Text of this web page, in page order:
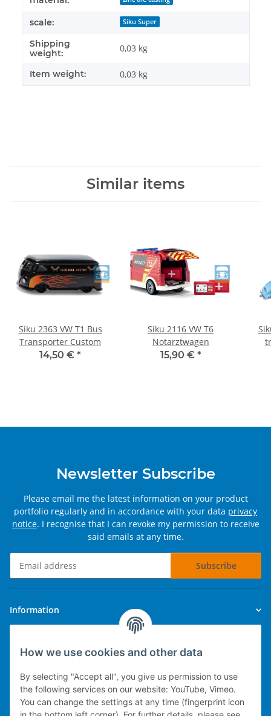
How we use cookies and other data
By selecting "Accept all", you give us permission to use
the following services on our website: YouTube, Vimeo.
You can change the settings at any time (fingerprint icon
scale: Siku Super
Shipping
weight:
0,03 kg
Item weight: 0,03 kg
Similar items
Siku 2363 VW T1 Bus
Transporter Custom
14,50 € *
Siku 2116 VW T6
Notarztwagen
15,90 € *
Newsletter Subscribe
Please email me the latest information on your product
portfolio regularly and in accordance with your data privacy
notice. I recognise that I can revoke my permission to receive
said emails at any time.
Subscribe
Information
Technical implementation